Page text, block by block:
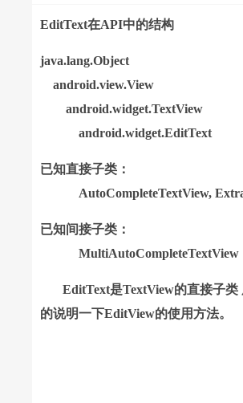
EditText在API中的结构
java.lang.Object
android.view.View
android.widget.TextView
android.widget.EditText
已知直接子类：
AutoCompleteTextView,
已知间接子类：
MultiAutoCompleteTextView
EditText是TextView的直接子类
的说明一下EditView的使用方法。